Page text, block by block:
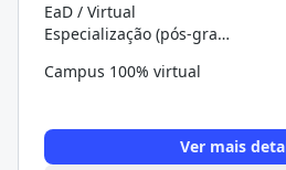
EaD / Virtual
Especialização (pós-graduação)
Campus 100% virtual
Ver mais